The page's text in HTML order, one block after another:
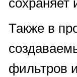
Также в
фильтров